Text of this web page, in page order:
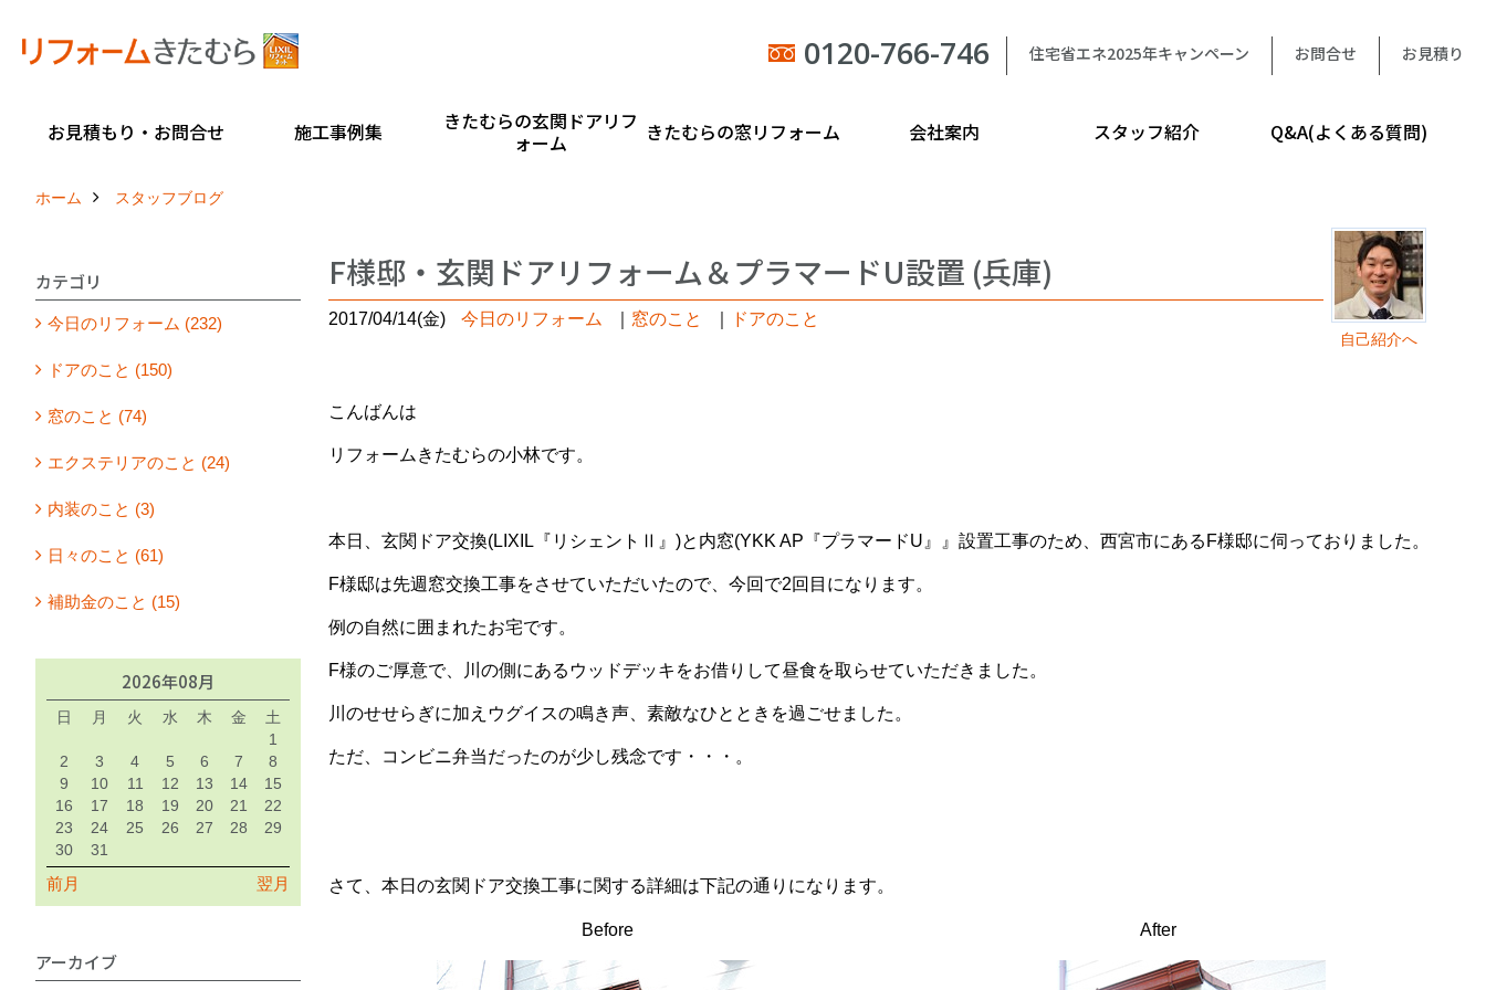
0120-766-746 住宅省エネ2025年キャンペーン お問合せ お見積り
お見積もり・お問合せ 施工事例集
きたむらの玄関ドアリフ
ォーム
きたむらの窓リフォーム 会社案内 スタッフ紹介 Q&A(よくある質問)
ホーム スタッフブログ
自己紹介へ
F様邸・玄関ドアリフォーム＆プラマードU設置 (兵庫)
2017/04/14(金) 今日のリフォーム 窓のこと ドアのこと
こんばんは
リフォームきたむらの小林です。
本日、玄関ドア交換(LIXIL『リシェントⅡ』)と内窓(YKK AP『プラマードU』』設置工事のため、西宮市にあるF様邸に伺っておりました。
F様邸は先週窓交換工事をさせていただいたので、今回で2回目になります。
例の自然に囲まれたお宅です。
F様のご厚意で、川の側にあるウッドデッキをお借りして昼食を取らせていただきました。
川のせせらぎに加えウグイスの鳴き声、素敵なひとときを過ごせました。
ただ、コンビニ弁当だったのが少し残念です・・・。
さて、本日の玄関ドア交換工事に関する詳細は下記の通りになります。
Before After
カテゴリ
今日のリフォーム (232)
ドアのこと (150)
窓のこと (74)
エクステリアのこと (24)
内装のこと (3)
日々のこと (61)
補助金のこと (15)
2026年08月
日 月 火 水 木 金
土
1
2
3 4 5 6 7
8
9
10 11 12 13 14
15
16
17 18 19 20 21
22
23
24 25 26 27 28
29
30
31
前月 翌月
アーカイブ